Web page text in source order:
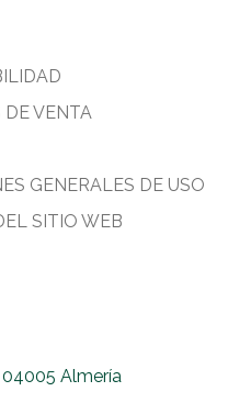
VENTA
GENERALES DE USO
SITIO WEB
04005 Almería